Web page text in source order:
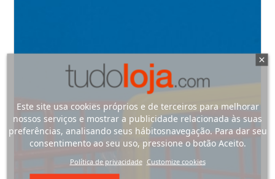
Este site usa cookies próprios e de terceiros para melhorar
nossos serviços e mostrar a publicidade relacionada às suas
preferências, analisando seus hábitosnavegação. Para dar seu
consentimento ao seu uso, pressione o botão Aceito.
Política de privacidade Customize cookies